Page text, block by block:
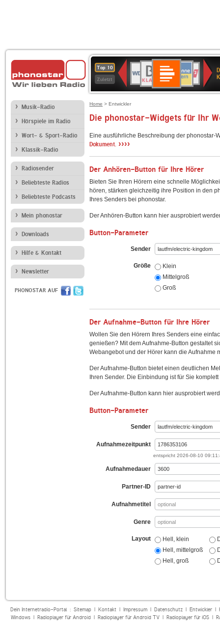
Top 10
Zuletzt
Deutschlandfunk
80er
90er
OLDIE
ANTENNE
SWR3
4
BR-
KLASSIK
Deutschlandfunk
Kultur
ANTENNE
BAYERN
SWR
Kultur
NDR
2
Musik-Radio
Hörspiele im Radio
Wort- & Sport-Radio
Klassik-Radio
Radiosender
Beliebteste Radios
Beliebteste Podcasts
Mein phonostar
Downloads
Hilfe & Kontakt
Newsletter
PHONOSTAR AUF
Home > Entwickler
Die phonostar-Widgets für Ihr
Eine ausführliche Beschreibung der
Dokument. ››››
Der Anhören-Button für Ihre Hörer
Bieten Sie Ihren Hörern eine schnelle
hören, stärken gleichzeitig ihre Position in den
Ihres Senders bei phonostar.
Der Anhören-Button kann hier ausprobiert
Button-Parameter
Sender
Größe
Klein
Mittelgroß
Groß
Der Aufnahme-Button für Ihre Hörer
Wollen Sie den Hörern Ihres Senders eine
genießen? Mit dem Aufnahme-Button gestaltet
Webangebot und der Hörer kann die Aufnahme
Der Aufnahme-Button bietet einen deutlichen
Ihren Sender. Die Einbindung ist für Sie
Der Aufnahme-Button kann hier ausprobiert
Button-Parameter
Sender
Aufnahmezeitpunkt
entspricht 2026-08-10
Aufnahmedauer
Partner-ID
Aufnahmetitel
Genre
Layout
Hell, klein
Hell, mittelgroß
Hell, groß
Dein Internetradio-Portal : Sitemap| Kontakt| Impressum| Datenschutz| Entwickler|
Windows| Radioplayer für Android| Radioplayer für Android TV| Radioplayer für iOS|